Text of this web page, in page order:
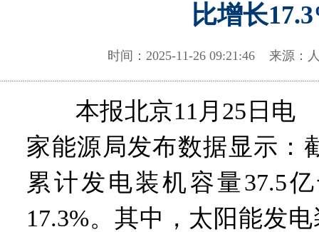
比增长
时间：2025-11-26 09:21:46 来源
本报北京11月25日电
家能源局发布数据显示：
累计发电装机容量37.5
17.3%。其中，太阳能发